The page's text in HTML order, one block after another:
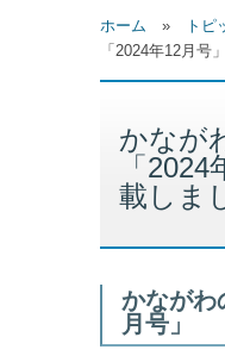
ホーム » トピ
「2024年12月号
かなが
「
載しま
かながわ
月号」